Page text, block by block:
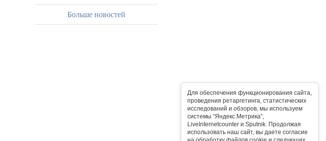
Для обеспечения функционирования сайта,
проведения ретаргетинга, статистических
исследований и обзоров, мы используем
системы “Яндекс.Метрика”,
LiveInternetcounter и Sputnik. Продолжая
использовать наш сайт, вы даете согласие
Больше новостей